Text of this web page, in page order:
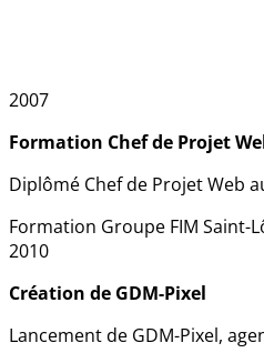
2007
Formation Chef de Projet
Diplômé Chef de Projet Web
Formation Groupe FIM Saint-
2010
Création de GDM-Pixel
Lancement de GDM-Pixel,